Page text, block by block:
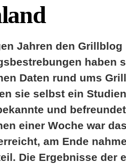
Jahren den Grillblog
haben
Daten rund ums
sie selbst ein
und
einer Woche war das
am Ende
Die Ergebnisse der